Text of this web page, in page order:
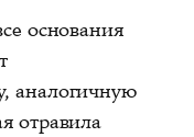
основания
аналогичную
отравила